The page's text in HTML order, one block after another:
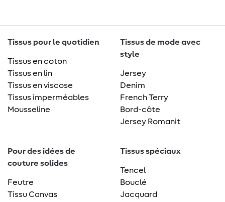
Tissus pour le quotidien
Tissus en coton
Tissus en lin
Tissus en viscose
Tissus imperméables
Mousseline
Tissus de mode avec
style
Jersey
Denim
French Terry
Bord-côte
Jersey Romanit
Pour des idées de
couture solides
Feutre
Tissu Canvas
Tissus spéciaux
Tencel
Bouclé
Jacquard